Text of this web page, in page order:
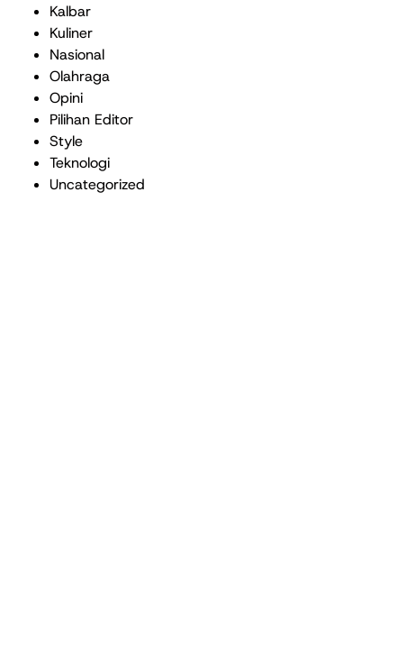
Kalbar
Kuliner
Nasional
Olahraga
Opini
Pilihan Editor
Style
Teknologi
Uncategorized